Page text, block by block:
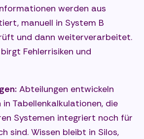
werden aus
manuell in System B
und dann weiterverarbeitet.
Fehlerrisiken und
Abteilungen entwickeln
in Tabellenkalkulationen, die
Systemen integriert noch für
sind. Wissen bleibt in Silos,